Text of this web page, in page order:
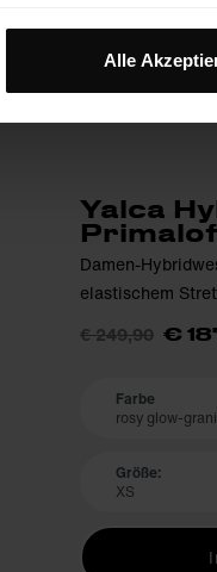
Alle
Yalca
Damen-
elastischem
€ 249,90 €
Farbe
rosy glow-
Größe:
XS